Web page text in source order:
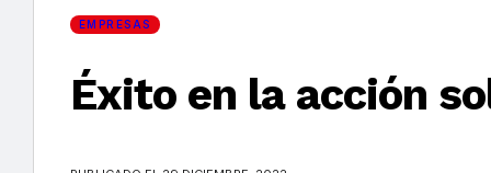
EMPRESAS
Éxito en la acción